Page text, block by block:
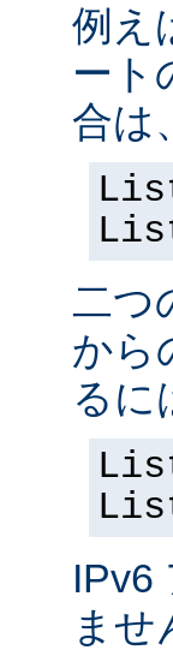
例え
ート
合は
二つ
から
るに
IPv6
ませ